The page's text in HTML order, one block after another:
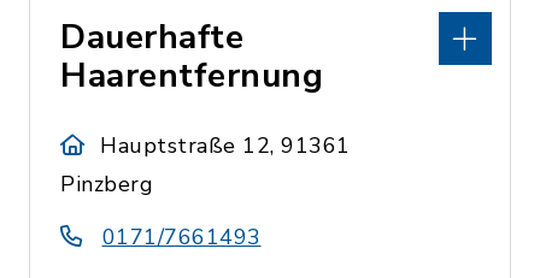
Dauerhafte
Haarentfernung
Hauptstraße 12, 91361
Pinzberg
0171/7661493